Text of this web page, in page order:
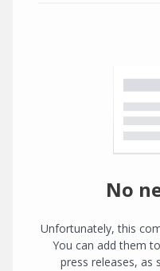
No
Unfortunately, this
You can add them
press releases, as